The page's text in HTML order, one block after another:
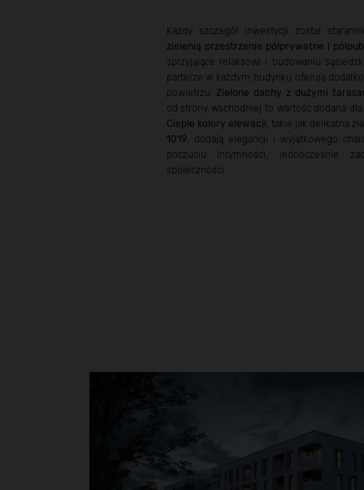
Każdy szczegół inwestycji został
zielenią przestrzenie półprywatne i
sprzyjające relaksowi i budowaniu
parterze w każdym budynku oferują
powietrzu. Zielone dachy z dużymi
od strony wschodniej to wartość dodana
Ciepłe kolory elewacji, takie jak delikatna
1019, dodają elegancji i wyjątkowego
poczuciu intymności, jednocześnie
społeczności.